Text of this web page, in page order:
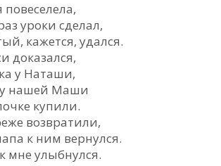
уроки сделал,
кажется, удался.
доказался,
у Наташи,
у нашей Маши
купили.
возвратили,
к ним вернулся.
мне улыбнулся.